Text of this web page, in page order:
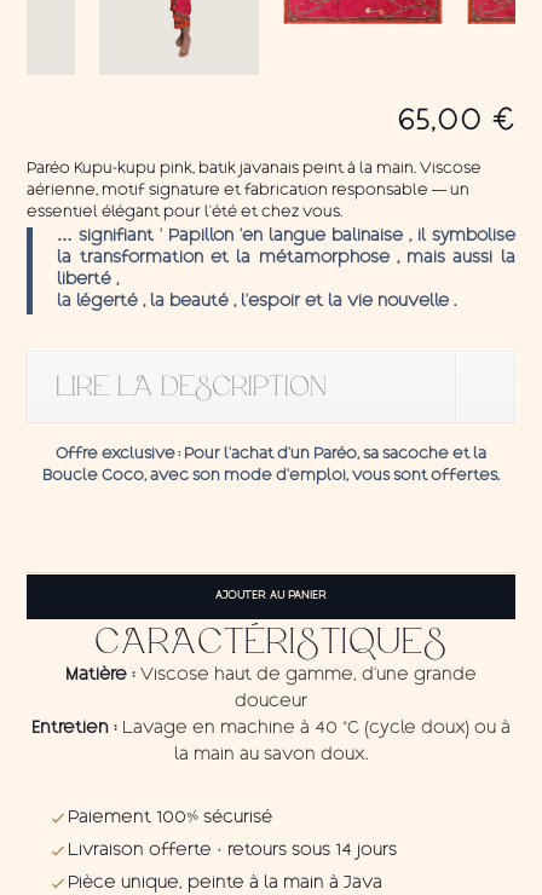
65,00 €
Paréo Kupu-kupu pink, batik javanais peint à la main. Viscose
aérienne, motif signature et fabrication responsable — un
essentiel élégant pour l’été et chez vous.
… signifiant ‘ Papillon ‘en langue balinaise , il symbolise
la transformation et la métamorphose , mais aussi la
liberté ,
la légerté , la beauté , l’espoir et la vie nouvelle .
LIRE LA DESCRIPTION
Offre exclusive: Pour l’achat d’un Paréo, sa sacoche et la
Boucle Coco,avec son mode d'emploi, vous sont offertes.
Pareo
Kupu-
kupu
pink
AJOUTER AU PANIER
CARACTÉRISTIQUES
Matière : Viscose haut de gamme, d'une grande
douceur
Entretien : Lavage en machine à 40 °C (cycle doux) ou à
la main au savon doux.
Paiement 100% sécurisé
Livraison offerte · retours sous 14 jours
Pièce unique, peinte à la main à Java